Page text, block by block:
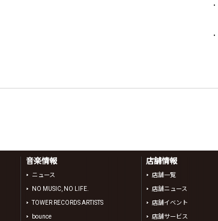
音楽情報
ニュース
NO MUSIC, NO LIFE.
TOWER RECORDS ARTISTS
bounce
店舗情報
店舗一覧
店舗ニュース
店舗イベント
店舗サービス